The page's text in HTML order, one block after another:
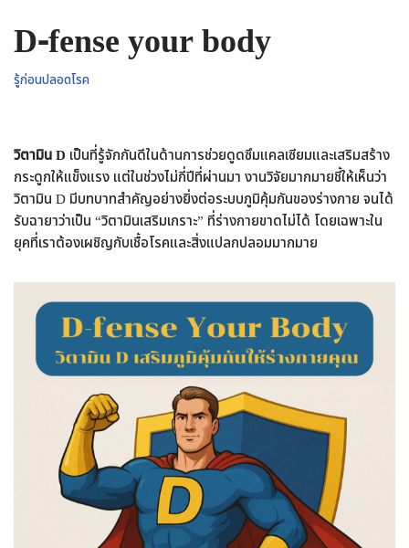
D-fense your body
รู้ก่อนปลอดโรค
วิตามิน D เป็นที่รู้จักกันดีในด้านการช่วยดูดซึมแคลเซียมและเสริมสร้าง
กระดูกให้แข็งแรง แต่ในช่วงไม่กี่ปีที่ผ่านมา งานวิจัยมากมายชี้ให้เห็นว่า
วิตามิน D มีบทบาทสำคัญอย่างยิ่งต่อระบบภูมิคุ้มกันของร่างกาย จนได้
รับฉายาว่าเป็น “วิตามินเสริมเกราะ” ที่ร่างกายขาดไม่ได้ โดยเฉพาะใน
ยุคที่เราต้องเผชิญกับเชื้อโรคและสิ่งแปลกปลอมมากมาย